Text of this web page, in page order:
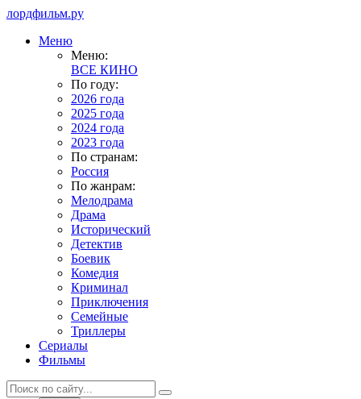
лордфильм.ру
Меню
Меню:
ВСЕ КИНО
По году:
2026 года
2025 года
2024 года
2023 года
По странам:
Россия
По жанрам:
Мелодрама
Драма
Исторический
Детектив
Боевик
Комедия
Криминал
Приключения
Семейные
Триллеры
Сериалы
Фильмы